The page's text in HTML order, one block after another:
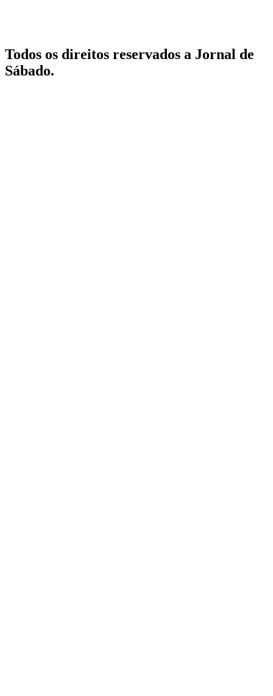
Todos os direitos reservados a Jornal de
Sábado.